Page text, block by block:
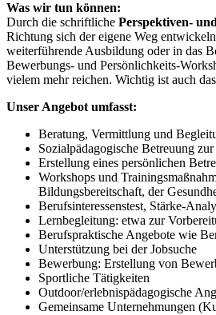
Was wir tun können:
Durch die schriftliche Perspektiven-
Richtung sich der eigene Weg
weiterführende Ausbildung oder in das
Bewerbungs- und Persönlichkeits-
vielem mehr reichen. Wichtig ist auch
Unser Angebot umfasst:
Beratung, Vermittlung und
Sozialpädagogische Betreuung
Erstellung eines persönlichen
Workshops und
Bildungsbereitschaft, der
Berufsinteressenstest, Stärke-
Lernbegleitung: etwa zur
Berufspraktische Angebote wie
Unterstützung bei der Jobsuche
Bewerbung: Erstellung von
Sportliche Tätigkeiten
Outdoor/erlebnispädagogische
Gemeinsame Unternehmungen